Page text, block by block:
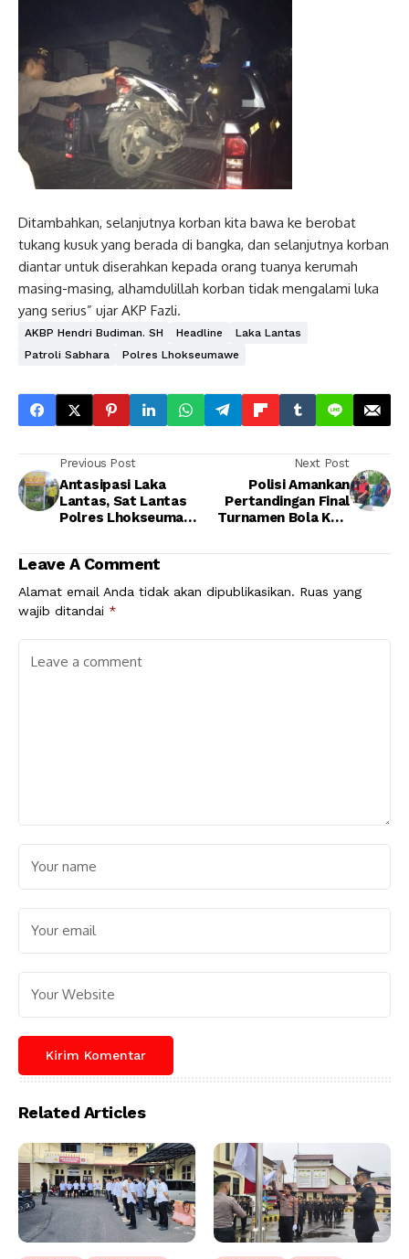
Ditambahkan, selanjutnya korban kita bawa ke berobat
tukang kusuk yang berada di bangka, dan selanjutnya korban
diantar untuk diserahkan kepada orang tuanya kerumah
masing-masing, alhamdulillah korban tidak mengalami luka
yang serius” ujar AKP Fazli.
AKBP Hendri Budiman. SH Headline
Laka Lantas
Patroli Sabhara
Polres Lhokseumawe
Previous Post
Antasipasi Laka
Lantas, Sat Lantas
Polres Lhokseumawe
Papan Himbauan
Next Post
Polisi Amankan
Pertandingan Final
Turnamen Bola Kaki
Leave A Comment
Alamat email Anda tidak akan dipublikasikan. Ruas yang
wajib ditandai *
Related Articles